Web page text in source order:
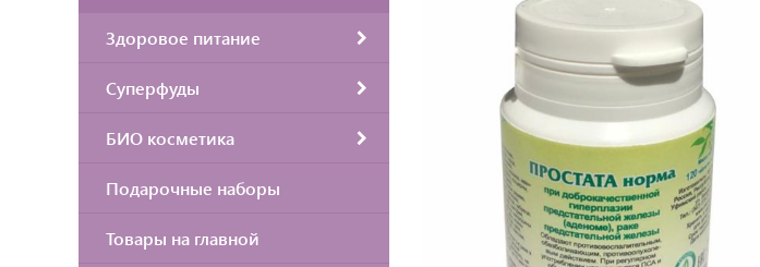
Здоровое питание
Суперфуды
БИО косметика
Подарочные наборы
Товары на главной